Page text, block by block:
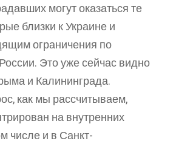
могут оказаться те
близки к Украине и
ограничения по
Это уже сейчас видно
и Калининграда.
как мы рассчитываем,
на внутренних
числе и в Санкт-